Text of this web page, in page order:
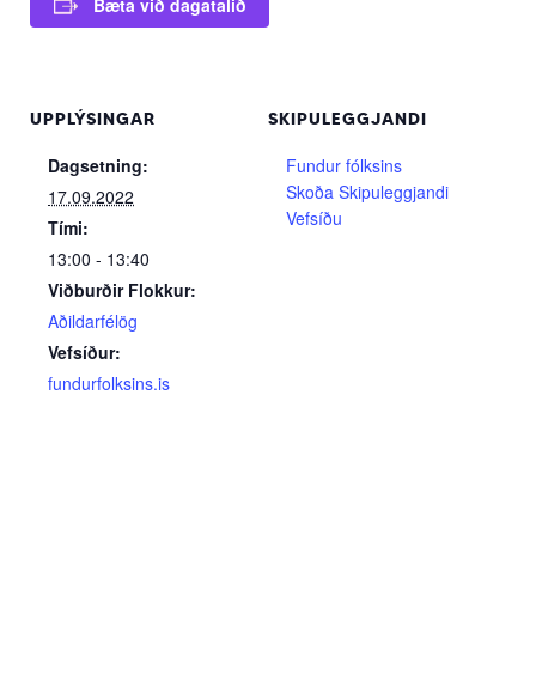
UPPLÝSINGAR
Dagsetning:
17.09.2022
Tími:
13:00 - 13:40
Viðburðir Flokkur:
Aðildarfélög
Vefsíður:
fundurfolksins.is
SKIPULEGGJANDI
Fundur fólksins
Skoða Skipuleggjandi
Vefsíðu